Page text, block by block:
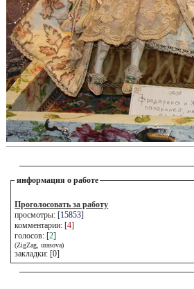
информация о работе
Проголосовать за работу
просмотры: [15853]
комментарии: [4]
голосов: [2]
(ZigZag, urasova)
закладки: [0]